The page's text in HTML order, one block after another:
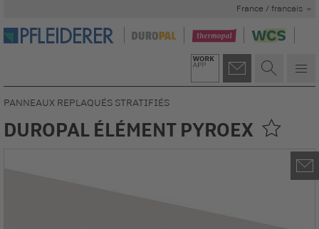
France / francais
PANNEAUX REPLAQUÉS STRATIFIÉS
DUROPAL ÉLÉMENT PYROEX